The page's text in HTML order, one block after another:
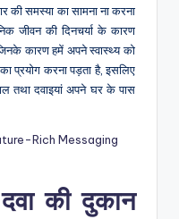
की समस्या का सामना ना करना
की दिनचर्या के कारण
कारण हमें अपने स्वास्थ्य को
प्रयोग करना पड़ता है, इसलिए
तथा दवाइयां अपने घर के पास
Rich Messaging
की दुकान